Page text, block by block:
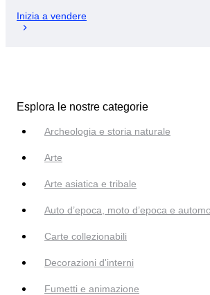
Inizia a vendere
Esplora le nostre categorie
Archeologia e storia naturale
Arte
Arte asiatica e tribale
Auto d’epoca, moto d’epoca e
Carte collezionabili
Decorazioni d'interni
Fumetti e animazione